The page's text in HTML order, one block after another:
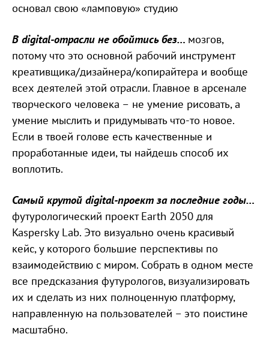
основал свою «ламповую» студию
В digital-отрасли не обойтись без… мозгов,
потому что это основной рабочий инструмент
креативщика/дизайнера/копирайтера и вообще
всех деятелей этой отрасли. Главное в арсенале
творческого человека – не умение рисовать, а
умение мыслить и придумывать что-то новое.
Если в твоей голове есть качественные и
проработанные идеи, ты найдешь способ их
воплотить.
Самый крутой digital-проект за последние годы…
футурологический проект Earth 2050 для
Kaspersky Lab. Это визуально очень красивый
кейс, у которого большие перспективы по
взаимодействию с миром. Собрать в одном месте
все предсказания футурологов, визуализировать
их и сделать из них полноценную платформу,
направленную на пользователей – это поистине
масштабно.